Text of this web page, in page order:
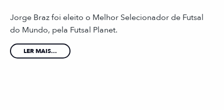
Jorge Braz foi eleito o Melhor Selecionador de Futsal
do Mundo, pela Futsal Planet.
LER MAIS...